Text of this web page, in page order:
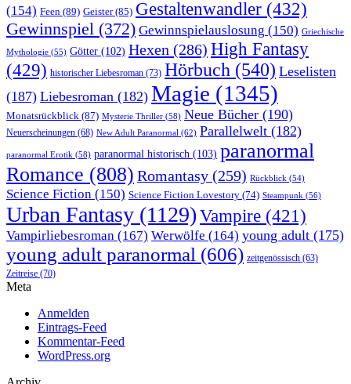
(154) Feen (89) Geister(85) Gestaltenwandler (432)
Gewinnspiel (372) Gewinnspielauslosung (150) Griechische
Mythologie (55) Götter (102) Hexen (286) High Fantasy
(429) historischer Liebesroman (73) Hörbuch (540) Leselisten
(187) Liebesroman (182) Magie (1345)
Monatsrückblick (87) Mysterie Thriller (58) Neue Bücher (190)
Neuerscheinungen (68) New Adult Paranormal (62) Parallelwelt (182)
paranormal Erotik (58) paranormal historisch (103) paranormal
Romance (808) Romantasy (259) Rückblick (54)
Science Fiction (150) Science Fiction Lovestory (74) Steampunk (56)
Urban Fantasy (1129) Vampire (421)
Vampirliebesroman (167) Werwölfe (164) young adult (175)
young adult paranormal (606) zeitgenössisch (63)
Zeitreise (70)
Meta
Anmelden
Eintrags-Feed
Kommentar-Feed
WordPress.org